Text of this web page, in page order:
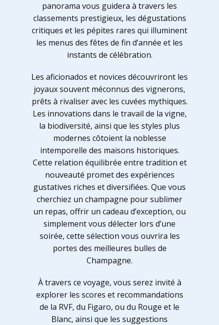
panorama vous guidera à travers les
classements prestigieux, les dégustations
critiques et les pépites rares qui illuminent
les menus des fêtes de fin d’année et les
instants de célébration.
Les aficionados et novices découvriront les
joyaux souvent méconnus des vignerons,
prêts à rivaliser avec les cuvées mythiques.
Les innovations dans le travail de la vigne,
la biodiversité, ainsi que les styles plus
modernes côtoient la noblesse
intemporelle des maisons historiques.
Cette relation équilibrée entre tradition et
nouveauté promet des expériences
gustatives riches et diversifiées. Que vous
cherchiez un champagne pour sublimer
un repas, offrir un cadeau d’exception, ou
simplement vous délecter lors d’une
soirée, cette sélection vous ouvrira les
portes des meilleures bulles de
Champagne.
À travers ce voyage, vous serez invité à
explorer les scores et recommandations
de la RVF, du Figaro, ou du Rouge et le
Blanc, ainsi que les suggestions